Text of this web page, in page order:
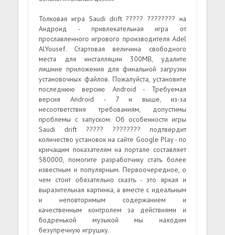
Толковая игра Saudi drift ????? ???????? на
Андроид - привлекательная игра от
прославленного игрового производителя Adel
AlYousef. Стартовая величина свободного
места для инсталляции 300MB, удалите
лишние приложения для финальной загрузки
установочных файлов. Пожалуйста, установите
последнюю версию Android - Требуемая
версия Android - 7 и выше, из-за
несоответствия требованиям, допустимы
проблемы с запуском. Об особенности игры
Saudi drift ????? ???????? подтвердит
количество установок на сайте Google Play - по
кричащим показателям на портале составляет
580000, помогите разработчику стать более
известным и популярным. Первоочередное, о
чем стоит обязательно сказть - это яркая и
выразительная картинка, а вместе с идеальным
и неповторимым содержанием и
качественным контролем за действиями и
бодренькой музыкой мы находим
безупречную игрушку.